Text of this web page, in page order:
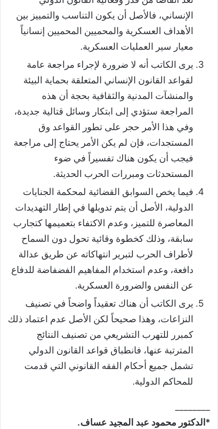
الإنساني، فالأصل أن يكون التناسب والتمييز بين
الأهداف العسكرية والمحميين المحميين إنسانياً
معيار سير العمليات العسكرية.
يرى الكاتب أنه لا ضرورة لإجراء مراجعة عامة
لقواعد القانون الإنساني المتعلقة بحماية البيئة
والمنشآت المدنية والثقافية بحجة أن هذه
المراجعة ستؤدي إلى ابتكار وسائل قتالية جديدة،
وفي هذا الأمر حجر على تطور القواعد وق
المستجدات، فإن لم يكن الأمر يحتاج إلى مراجعة
فيجب أن يكون هناك تفسيراً في ضوء
المستحدثات ومبررات الحرب الحديثة.
فيما يخص السوابق القضائية لمحكمة الجنايات
الدولية، الأصل أن يتم تدويلها في إطار التهديدات
المعاصرة للتميز، وعدم الاكتفاء بتعميمها كتجارب
سابقة، وذلك كخطوة وقائية تحول دون السماح
لأطراف الحرب لتبرير انتهاكاته عن طريق عدالة
دافعة، وعدم استخدام المفاهيم الفضفاضة للدفاع
عن النفس والضرورة العسكرية.
يرى الكاتب أن هناك تعقيداً واضحاً في تصنيف
النزاعات، وهذا صحيحاً لكن الأصل عدم اعتماد ذلك
كمبرر للتهرب التشريعي من تصنيف النتائج
المترتبة عنها، فانطباق قواعد القانون الدولي
تشمل جميع أحكام الفقه القانوني التي قدمت
للمحاكم الدولية.
*الدكتور محمود عبد المجيد عساف.